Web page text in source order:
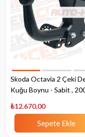
Skoda Octavia 2 Çeki
Kuğu Boynu - Sabit ,
₺12.670,00
Sepete Ekle